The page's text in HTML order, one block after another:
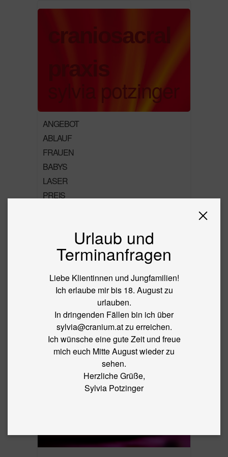
craniosacral
praxis
sylvia potzinger
ANGEBOT
ABLAUF
FRAUEN
BABYS
LASER
PREIS
Herbstzeit! Stärke Dich mit den Fünf
IMG_1177
sylvia Published 7. October 2013 |Full size is2310 ×
pixels
Urlaub und
Terminanfragen
Liebe Klientinnen und Jungfamilien!
Ich erlaube mir bis 18. August zu
urlauben.
In dringenden Fällen bin ich über
sylvia@cranium.at zu erreichen.
Ich wünsche eine gute Zeit und freue
mich euch Mitte August wieder zu
sehen.
Herzliche Grüße,
Sylvia Potzinger